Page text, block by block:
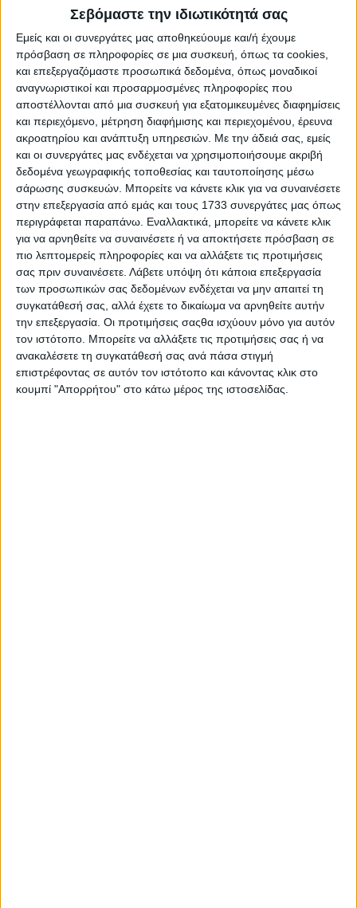
Σεβόμαστε την ιδιωτικότητά σας
Εμείς και οι συνεργάτες μας αποθηκεύουμε και/ή έχουμε
πρόσβαση σε πληροφορίες σε μια συσκευή, όπως τα cookies,
και επεξεργαζόμαστε προσωπικά δεδομένα, όπως μοναδικοί
αναγνωριστικοί και προσαρμοσμένες πληροφορίες που
αποστέλλονται από μια συσκευή για εξατομικευμένες διαφημίσεις
και περιεχόμενο, μέτρηση διαφήμισης και περιεχομένου, έρευνα
ακροατηρίου και ανάπτυξη υπηρεσιών. Με την άδειά σας, εμείς
και οι συνεργάτες μας ενδέχεται να χρησιμοποιήσουμε ακριβή
δεδομένα γεωγραφικής τοποθεσίας και ταυτοποίησης μέσω
σάρωσης συσκευών. Μπορείτε να κάνετε κλικ για να συναινέσετε
στην επεξεργασία από εμάς και τους 1733 συνεργάτες μας όπως
περιγράφεται παραπάνω. Εναλλακτικά, μπορείτε να κάνετε κλικ
για να αρνηθείτε να συναινέσετε ή να αποκτήσετε πρόσβαση σε
πιο λεπτομερείς πληροφορίες και να αλλάξετε τις προτιμήσεις
σας πριν συναινέσετε. Λάβετε υπόψη ότι κάποια επεξεργασία
των προσωπικών σας δεδομένων ενδέχεται να μην απαιτεί τη
συγκατάθεσή σας, αλλά έχετε το δικαίωμα να αρνηθείτε αυτήν
την επεξεργασία. Οι προτιμήσεις σαςθα ισχύουν μόνο για αυτόν
τον ιστότοπο. Μπορείτε να αλλάξετε τις προτιμήσεις σας ή να
ανακαλέσετε τη συγκατάθεσή σας ανά πάσα στιγμή
επιστρέφοντας σε αυτόν τον ιστότοπο και κάνοντας κλικ στο
κουμπί "Απορρήτου" στο κάτω μέρος της ιστοσελίδας.
Ετικέτες: Σαν Σήμερα,Niki Lauda,Traction
Anniversaries,Mario Andretti,Fernando Alonso
James Hunt,October 24,24 Οκτωβρίου,Jo
Siffert,GP Κορέας,GP Ιαπωνίας
To 1979 έφυγε από τη ζωή ο Carlo Abarth,
ιδρυτής της ομώνυμης αυτοκινητοβιομηχανίας.
Ακόμη, το 1971 σκοτώθηκε ο οδηγός F1 Jo Siffert,
το 1976 έγινε το πρώτο GP Ιαπωνίας, όπου ο
James Hunt κατέκτησε τον μοναδικό τίτλο του
στην F1 και το 2010, ο Fernando Alonso
αναδείχθηκε νικητής στο πρώτο GP Κορέας
Σαν Σήμερα | 22
Φεβρουαρίου
22/02/2027